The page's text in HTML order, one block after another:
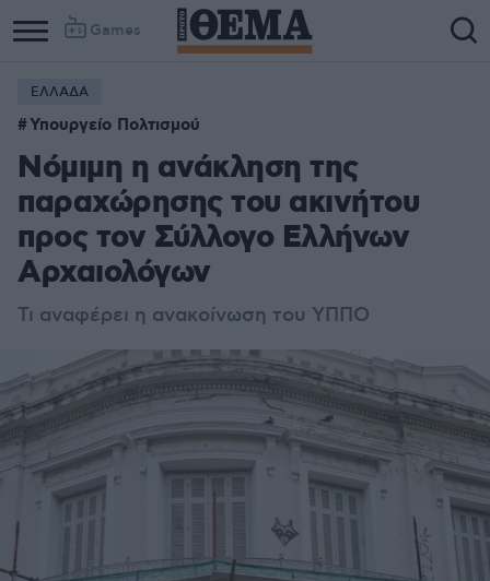
Games
ΕΛΛΑΔΑ
Υπουργείο Πολτισμού
Νόμιμη η ανάκληση της
παραχώρησης του ακινήτου
προς τον Σύλλογο Ελλήνων
Αρχαιολόγων
Τι αναφέρει η ανακοίνωση του ΥΠΠΟ